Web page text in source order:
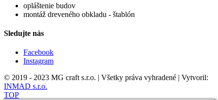
opláštenie budov
montáž dreveného obkladu - štablón
Sledujte nás
Facebook
Instagram
© 2019 - 2023 MG craft s.r.o. | Všetky práva vyhradené | Vytvoril:
INMAD s.r.o.
TOP